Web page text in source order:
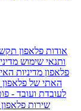
אודות פלאפון
ותנאי שימוש
פלאפון מדיניות
האתי של פלאפון
לעובדת ועובד -
שירות פלאפון